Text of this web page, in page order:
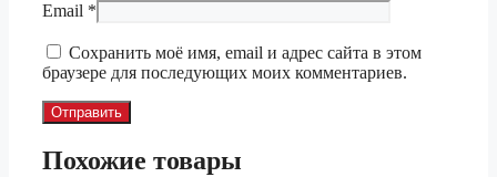
Email *
Сохранить моё имя, email и адрес сайта в этом
браузере для последующих моих комментариев.
Похожие товары